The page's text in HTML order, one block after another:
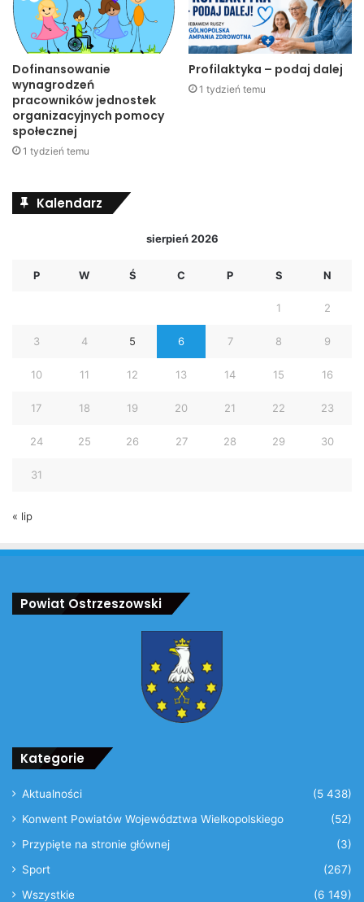
Trzymamy kciuki za Wiktora Wróbla i całą polską
reprezentację!
Dofinansowanie
wynagrodzeń
pracowników jednostek
organizacyjnych pomocy
społecznej
1 tydzień temu
Profilaktyka – podaj dalej
1 tydzień temu
Kalendarz
sierpień 2026
P W Ś C P S N
1 2
3 4 5 6 7 8 9
10 11 12 13 14 15 16
17 18 19 20 21 22 23
24 25 26 27 28 29 30
31
« lip
Powiat Ostrzeszowski
Kategorie
Aktualności
(5 438)
Konwent Powiatów Województwa Wielkopolskiego
(52)
Przypięte na stronie głównej
(3)
Sport
(267)
Wszystkie
(6 149)